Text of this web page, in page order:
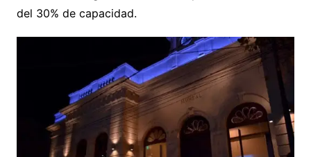
del 30% de capacidad.